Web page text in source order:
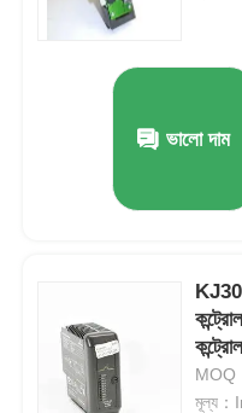
আমাদের সম্পর্কে
আমাদের সাথে যোগাযোগ করুন
উদ্ধৃতির জন্য আবেদন
ভালো দাম
MOQ
মূল্য